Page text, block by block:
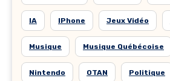
IA IPhone Jeux Vidéo
Musique Musique Québécoise
Nintendo OTAN Politique